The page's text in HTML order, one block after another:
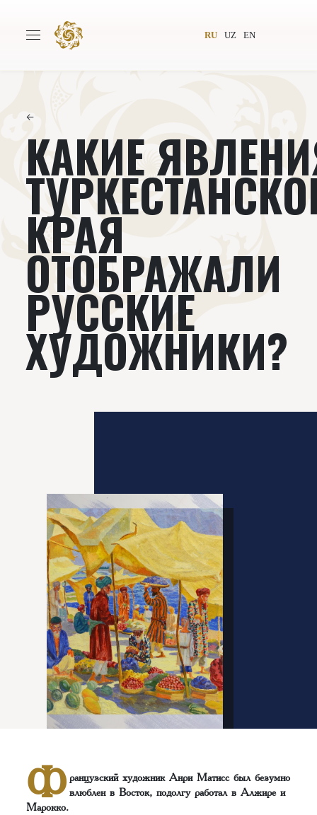
RU UZ EN
Авторы Всемирное общество
Издательство Новости
Проекты
Книги
←
КАКИЕ
КРАЯ
ОТОБРАЖАЛИ
РУССКИЕ
ХУДОЖНИКИ?
Ф ранцузский художник Анри Матисс был безумно
влюблен в Восток, подолгу работал в Алжире и
Марокко.